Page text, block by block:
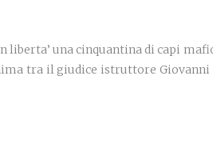
una cinquantina di capi
tra il giudice istruttore Giovanni